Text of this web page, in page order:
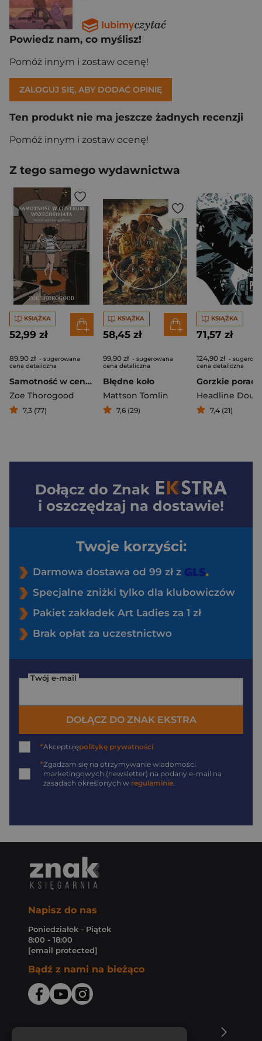
Powiedz nam, co myślisz!
Pomóż innym i zostaw ocenę!
ZALOGUJ SIĘ, ABY DODAĆ OPINIĘ
Ten produkt nie ma jeszcze żadnych recenzji
Pomóż innym i zostaw ocenę!
Z tego samego wydawnictwa
KSIĄŻKA
52,99 zł
89,90 zł - sugerowana
cena detaliczna
Samotność w centrum wszechświata
Zoe Thorogood
7,3 (77)
KSIĄŻKA
58,45 zł
99,90 zł - sugerowana
cena detaliczna
Błędne koło
Mattson Tomlin
7,6 (29)
KSIĄŻKA
71,57 zł
124,90 zł -
cena detaliczna
Headline Doug
7,4 (21)
Dołącz do Znak
i oszczędzaj na dostawie!
Twoje korzyści:
Darmowa dostawa od 99 zł z
Specjalne zniżki tylko dla klubowiczów
Pakiet zakładek Art Ladies za 1 zł
Brak opłat za uczestnictwo
Twój e-mail
DOŁĄCZ DO ZNAK EKSTRA
*Akceptujępolitykę prywatności
*Zgadzam się na otrzymywanie wiadomości
marketingowych (newsletter) na podany e-mail na
zasadach określonych w regulaminie
Napisz do nas
Poniedziałek - Piątek
8:00 - 18:00
[email protected]
Bądź z nami na bieżąco